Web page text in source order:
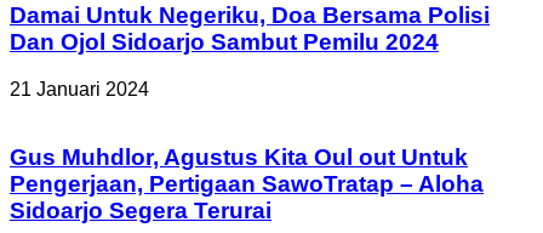
Damai Untuk Negeriku, Doa Bersama Polisi
Dan Ojol Sidoarjo Sambut Pemilu 2024
21 Januari 2024
Gus Muhdlor, Agustus Kita Oul out Untuk
Pengerjaan, Pertigaan SawoTratap – Aloha
Sidoarjo Segera Terurai